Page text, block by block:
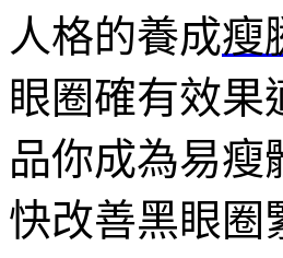
人格的養成瘦
眼圈確有效果
品你成為易瘦
快改善黑眼圈